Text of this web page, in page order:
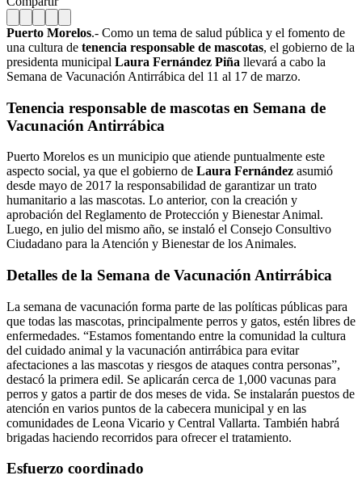
Puerto Morelos.- Como un tema de salud pública y el fomento de
una cultura de tenencia responsable de mascotas, el gobierno de la
presidenta municipal Laura Fernández Piña llevará a cabo la
Semana de Vacunación Antirrábica del 11 al 17 de marzo.
Tenencia responsable de mascotas en Semana de
Vacunación Antirrábica
Puerto Morelos es un municipio que atiende puntualmente este
aspecto social, ya que el gobierno de Laura Fernández asumió
desde mayo de 2017 la responsabilidad de garantizar un trato
humanitario a las mascotas. Lo anterior, con la creación y
aprobación del Reglamento de Protección y Bienestar Animal.
Luego, en julio del mismo año, se instaló el Consejo Consultivo
Ciudadano para la Atención y Bienestar de los Animales.
Detalles de la Semana de Vacunación Antirrábica
La semana de vacunación forma parte de las políticas públicas para
que todas las mascotas, principalmente perros y gatos, estén libres de
enfermedades. “Estamos fomentando entre la comunidad la cultura
del cuidado animal y la vacunación antirrábica para evitar
afectaciones a las mascotas y riesgos de ataques contra personas”,
destacó la primera edil. Se aplicarán cerca de 1,000 vacunas para
perros y gatos a partir de dos meses de vida. Se instalarán puestos de
atención en varios puntos de la cabecera municipal y en las
comunidades de Leona Vicario y Central Vallarta. También habrá
brigadas haciendo recorridos para ofrecer el tratamiento.
Esfuerzo coordinado